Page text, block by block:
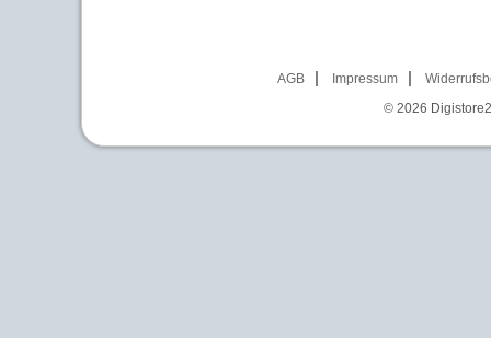
AGB Impressum
© 2026